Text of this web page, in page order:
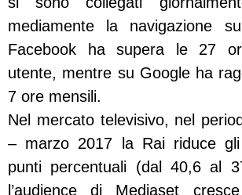
mediamente la navigazione
Facebook ha supera le 27
utente, mentre su Google ha
7 ore mensili.
Nel mercato televisivo, nel
– marzo 2017 la Rai riduce
punti percentuali (dal 40,6 al
l’audience di Mediaset